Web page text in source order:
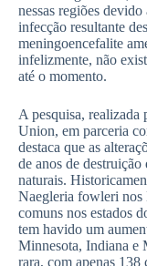
nessas regiões
infecção resultante
meningoencefalite
infelizmente, não
até o momento.
A pesquisa,
Union, em parceria
destaca que as
de anos de
naturais.
Naegleria fowleri nos
comuns nos estados
tem havido um
Minnesota, Indiana e
rara, com apenas 138